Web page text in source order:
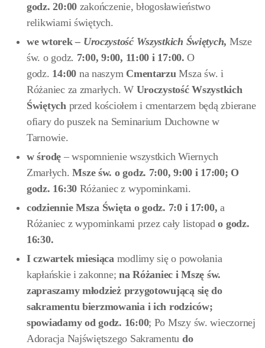
godz. 20:00 zakończenie, błogosławieństwo
relikwiami świętych.
we wtorek– Uroczystość Wszystkich Świętych, Msze
św. o godz. 7:00, 9:00, 11:00 i 17:00.O
godz. 14:00 na naszym CmentarzuMsza św. i
Różaniec za zmarłych. W Uroczystość Wszystkich
Świętychprzed kościołem i cmentarzem będą zbierane
ofiary do puszek na Seminarium Duchowne w
Tarnowie.
w środę – wspomnienie wszystkich Wiernych
Zmarłych.Msze św. o godz. 7:00, 9:00 i 17:00; O
godz. 16:30 Różaniec z wypominkami.
codziennie Msza Święta o godz. 7:0 i 17:00, a
Różaniec z wypominkami przez cały listopado godz.
16:30.
I czwartek miesiącamodlimy się o powołania
kapłańskie i zakonne;na Różaniec i Mszę św.
zapraszamy młodzież przygotowującą się do
sakramentu bierzmowania i ich rodziców;
spowiadamy od godz. 16:00; Po Mszy św. wieczornej
Adoracja Najświętszego Sakramentu do